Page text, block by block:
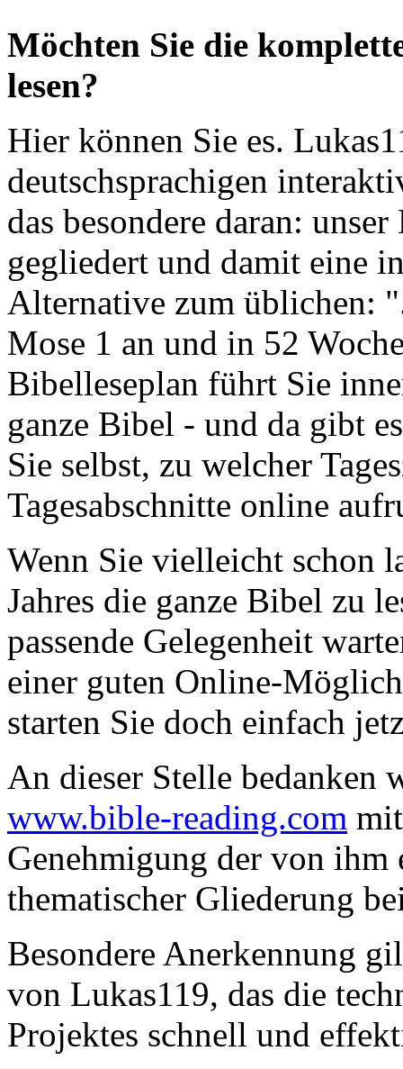
Möchten Sie die
lesen?
Hier können Sie es.
deutschsprachigen
das besondere daran:
gegliedert und damit eine
Alternative zum üblichen:
Mose 1 an und in 52
Bibelleseplan führt Sie
ganze Bibel - und da gibt
Sie selbst, zu welcher
Tagesabschnitte online
Wenn Sie vielleicht schon
Jahres die ganze Bibel zu
passende Gelegenheit
einer guten Online-
starten Sie doch einfach
An dieser Stelle bedanken
www.bible-reading.com
Genehmigung der von
thematischer Gliederung
Besondere Anerkennung
von Lukas119, das die
Projektes schnell und